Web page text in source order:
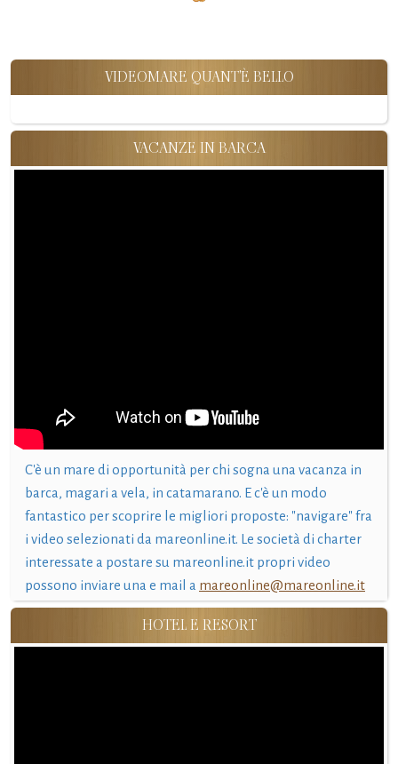
VIDEOMARE QUANT'È BELLO
VACANZE IN BARCA
C'è un mare di opportunità per chi sogna una vacanza in
barca, magari a vela, in catamarano. E c'è un modo
fantastico per scoprire le migliori proposte: "navigare" fra
i video selezionati da mareonline.it. Le società di charter
interessate a postare su mareonline.it propri video
possono inviare una e mail a mareonline@mareonline.it
HOTEL E RESORT